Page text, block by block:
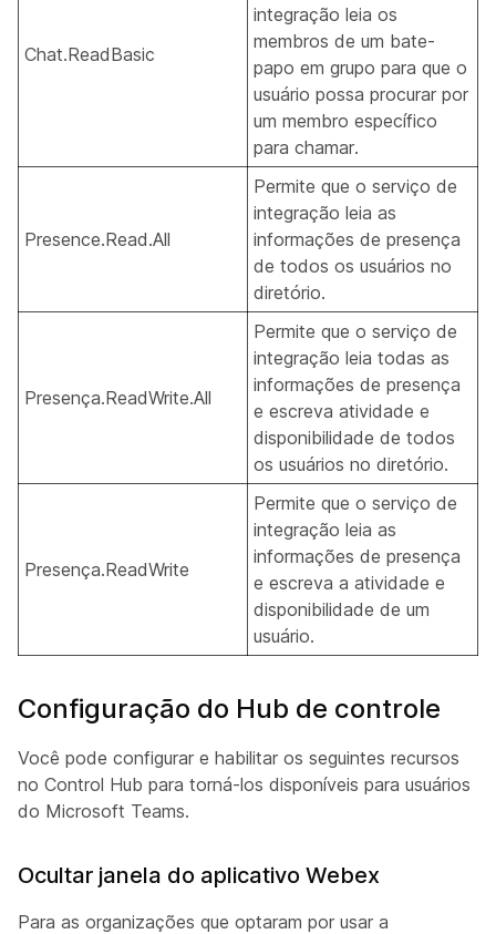
Chat.ReadBasic
integração leia os
membros de um bate-
papo em grupo para que o
usuário possa procurar por
um membro específico
para chamar.
Presence.Read.All
Permite que o serviço de
integração leia as
informações de presença
de todos os usuários no
diretório.
Presença.ReadWrite.All
Permite que o serviço de
integração leia todas as
informações de presença
e escreva atividade e
disponibilidade de todos
os usuários no diretório.
Presença.ReadWrite
Permite que o serviço de
integração leia as
informações de presença
e escreva a atividade e
disponibilidade de um
usuário.
Configuração do Hub de controle
Você pode configurar e habilitar os seguintes recursos
no Control Hub para torná-los disponíveis para usuários
do Microsoft Teams.
Ocultar janela do aplicativo Webex
Para as organizações que optaram por usar a